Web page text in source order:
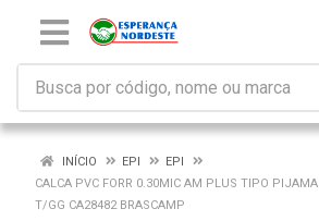
INÍCIO EPI
EPI
CALCA PVC FORR 0.30MIC AM PLUS TIPO PIJAMA
T/GG CA28482 BRASCAMP